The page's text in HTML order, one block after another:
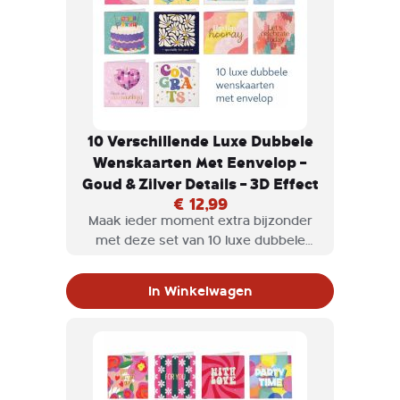
10 Verschillende Luxe Dubbele
Wenskaarten Met Eenvelop –
Goud & Zilver Details – 3D Effect
€ 12,99
Maak ieder moment extra bijzonder
met deze set van 10 luxe dubbele
verfijnd 3D-effect.
In Winkelwagen